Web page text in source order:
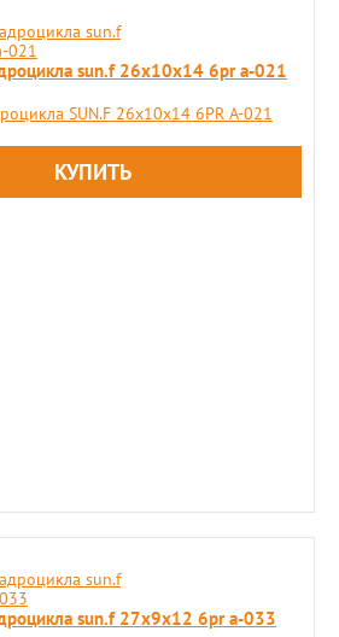
sun.f 26х10х14 6pr a-021
SUN.F 26х10х14 6PR A-021
sun.f 27х9х12 6pr a-033